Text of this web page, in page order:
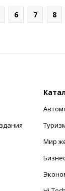
6 7 8
Мир